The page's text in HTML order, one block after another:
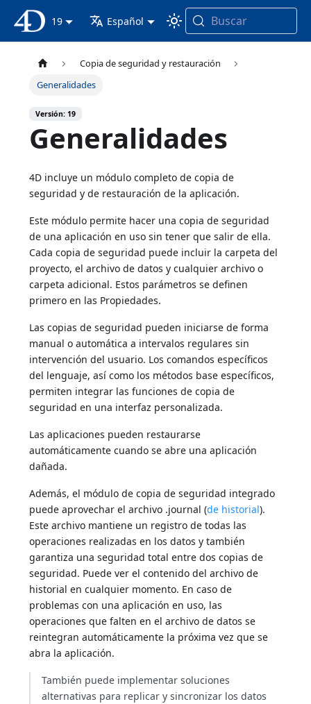
Documentación 4D
19 Español Buscar
Copia de seguridad y restauración
Generalidades
Versión: 19
Generalidades
4D incluye un módulo completo de copia de
seguridad y de restauración de la aplicación.
Este módulo permite hacer una copia de seguridad
de una aplicación en uso sin tener que salir de ella.
Cada copia de seguridad puede incluir la carpeta del
proyecto, el archivo de datos y cualquier archivo o
carpeta adicional. Estos parámetros se definen
primero en las Propiedades.
Las copias de seguridad pueden iniciarse de forma
manual o automática a intervalos regulares sin
intervención del usuario. Los comandos específicos
del lenguaje, así como los métodos base específicos,
permiten integrar las funciones de copia de
seguridad en una interfaz personalizada.
Las aplicaciones pueden restaurarse
automáticamente cuando se abre una aplicación
dañada.
Además, el módulo de copia de seguridad integrado
puede aprovechar el archivo .journal (de historial).
Este archivo mantiene un registro de todas las
operaciones realizadas en los datos y también
garantiza una seguridad total entre dos copias de
seguridad. Puede ver el contenido del archivo de
historial en cualquier momento. En caso de
problemas con una aplicación en uso, las
operaciones que falten en el archivo de datos se
reintegran automáticamente la próxima vez que se
abra la aplicación.
También puede implementar soluciones
alternativas para replicar y sincronizar los datos